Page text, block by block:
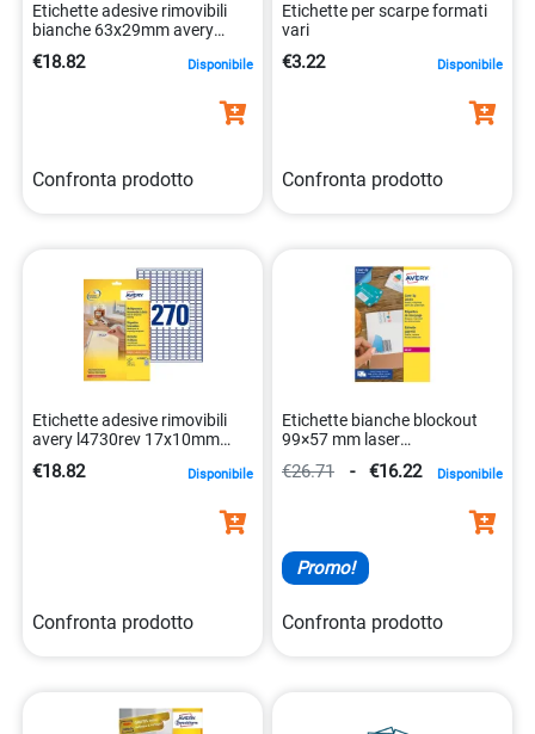
Etichette adesive rimovibili
bianche 63x29mm avery
€18.82 Disponibile
Confronta prodotto
Etichette per scarpe formati
vari
€3.22 Disponibile
Confronta prodotto
Etichette adesive rimovibili
avery l4730rev 17x10mm
€18.82 Disponibile
Confronta prodotto
Etichette bianche blockout
99×57 mm laser
€26.71 - €16.22 Disponibile
Promo!
Confronta prodotto